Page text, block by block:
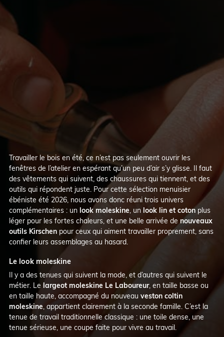
Travailler le bois en été, ce n’est pas seulement ouvrir les
fenêtres de l’atelier en espérant qu’un peu d’air s’y glisse. Il faut
des vêtements qui suivent, des chaussures qui tiennent, et des
outils qui répondent juste. Pour cette sélection menuisier
ébéniste été 2026, nous avons donc réuni trois univers
complémentaires : un look moleskine, un look lin et cotonplus
léger pour les fortes chaleurs, et une belle arrivée de nouveaux
outils Kirschenpour ceux qui aiment travailler proprement, sans
confier leurs assemblages au hasard.
Le look moleskine
Il y a des tenues qui suivent la mode, et d’autres qui suivent le
métier. Le largeot moleskine Le Laboureur, en taille basse ou
en taille haute, accompagné du nouveau veston coltin
moleskine, appartient clairement à la seconde famille. C’est la
tenue de travail traditionnelle classique : une toile dense, une
tenue sérieuse, une coupe faite pour vivre au travail.